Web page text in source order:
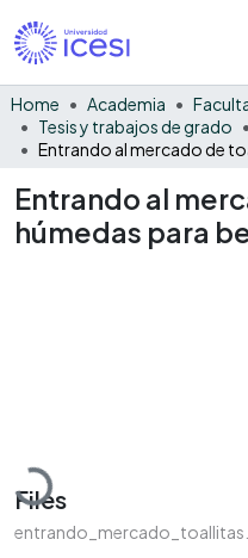
Home Academia
Tesis y trabajos de grado
Entrando al
húmedas para
Loading...
Files